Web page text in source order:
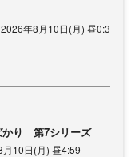
年8月10日(月) 昼0:3
かり 第7シリーズ
10日(月) 昼4:59